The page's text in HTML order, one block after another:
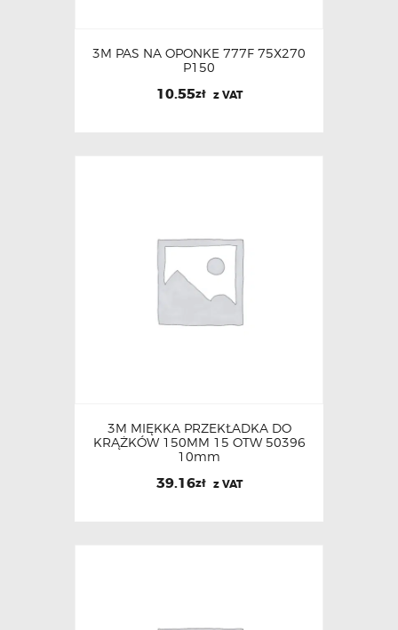
3M PAS NA OPONKE 777F 75X270
P150
10.55zł z VAT
3M MIĘKKA PRZEKŁADKA DO
KRĄŻKÓW 150MM 15 OTW 50396
10mm
39.16zł z VAT